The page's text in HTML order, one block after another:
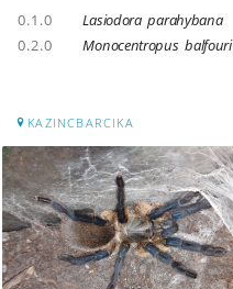
0.1.0 Lasiodora parahybana
0.2.0
Monocentropus balfouri
KAZINCBARCIKA